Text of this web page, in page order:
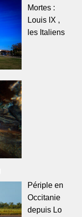
Mortes :
Louis IX ,
les Italiens
Périple en
Occitanie
depuis Lo